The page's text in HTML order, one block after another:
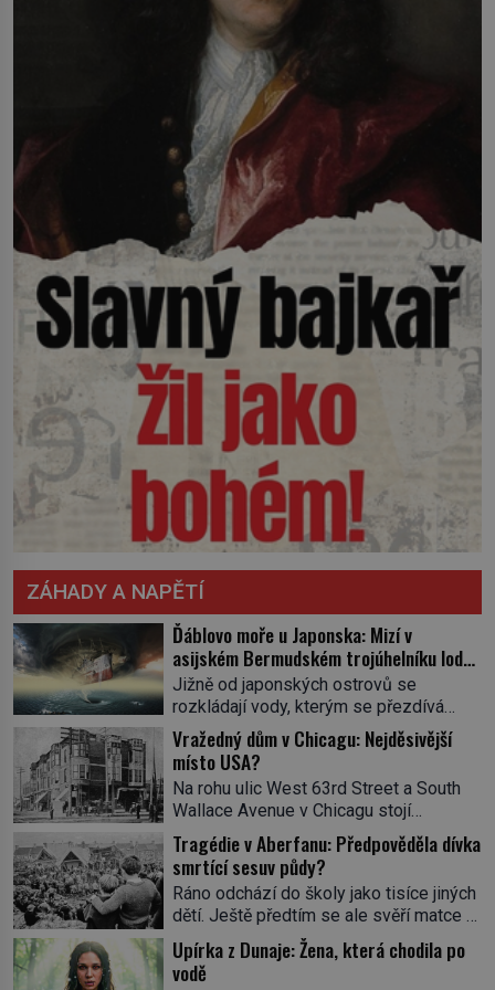
ZÁHADY A NAPĚTÍ
Ďáblovo moře u Japonska: Mizí v
asijském Bermudském trojúhelníku lodě
ve spárech neznámé síly?
Jižně od japonských ostrovů se
rozkládají vody, kterým se přezdívá
Ďáblovo moře. Vypráví se o lodích
mizejících beze stopy, podivných
světlech, zrádných proudech i mořských
dracích, kteří měli tyto končiny střežit už
v dávných legendách. Je tichomořský
Dračí trojúhelník skutečně prokletým
místem, nebo se zde jen nebezpečná
příroda proměnila v jednu z
nejpůsobivějších námořních záhad? […]
Vražedný dům v Chicagu: Nejděsivější
místo USA?
Na rohu ulic West 63rd Street a South
Wallace Avenue v Chicagu stojí
nenápadná pošta. Nemá žádný speciální
nápis ani pamětní desku. A přesto prý
místní zaměstnanci neradi chodí do
sklepa. Právě tady totiž sídlil sériový
vrah H. H. Holmes a také
nejpropracovanější past na lidi
v dějinách americké kriminalistiky.
Tragédie v Aberfanu: Předpověděla dívka
smrtící sesuv půdy?
Ráno odchází do školy jako tisíce jiných
dětí. Ještě předtím se ale svěří matce s
podivným snem. Ve škole, kterou dobře
zná, tentokrát nevidí budovu ani
spolužáky. Místo nich se před ní tyčí
Upírka z Dunaje: Žena, která chodila po
vodě